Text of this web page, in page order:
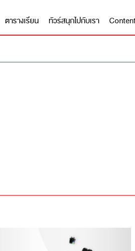
ตารางเรียน ทัวร์สนุกไปกับเรา